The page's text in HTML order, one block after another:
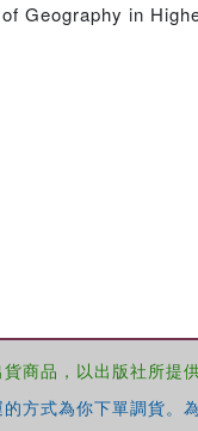
Geography in
商品，以出版社所提
方式為你下單調貨。